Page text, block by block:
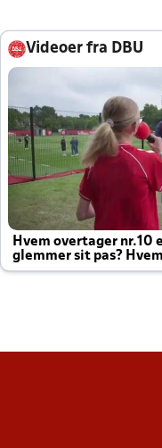
Videoer fra DBU
Hvem overtager nr.10
glemmer sit pas?
altid til efter kampe?